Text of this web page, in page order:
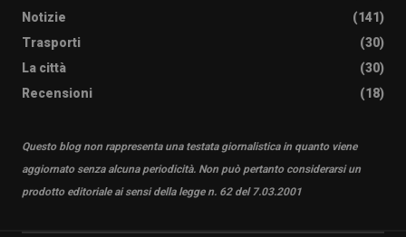
Notizie
(141)
Trasporti
(30)
La città
(30)
Recensioni
(18)
Questo blog non rappresenta una testata giornalistica in quanto viene
aggiornato senza alcuna periodicità. Non può pertanto considerarsi un
prodotto editoriale ai sensi della legge n. 62 del 7.03.2001